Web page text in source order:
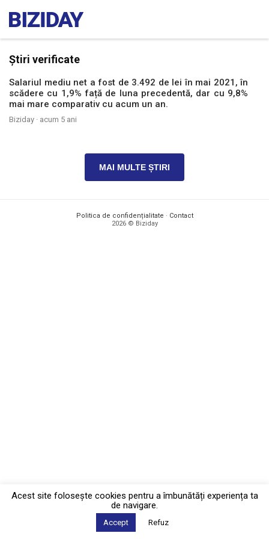
Știri verificate
Salariul mediu net a fost de 3.492 de lei în mai 2021, în
scădere cu 1,9% față de luna precedentă, dar cu 9,8%
mai mare comparativ cu acum un an.
Biziday · acum 5 ani
MAI MULTE ȘTIRI
Politica de confidențialitate · Contact
2026 © Biziday
Acest site foloseşte cookies pentru a îmbunătăți experiența ta
de navigare.
Accept Refuz